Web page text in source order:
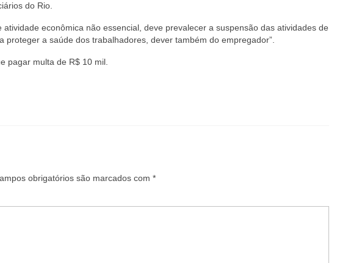
do Rio.
econômica não essencial, deve prevalecer a suspensão das atividades de
a saúde dos trabalhadores, dever também do empregador”.
pagar multa de R$ 10 mil.
obrigatórios são marcados com *